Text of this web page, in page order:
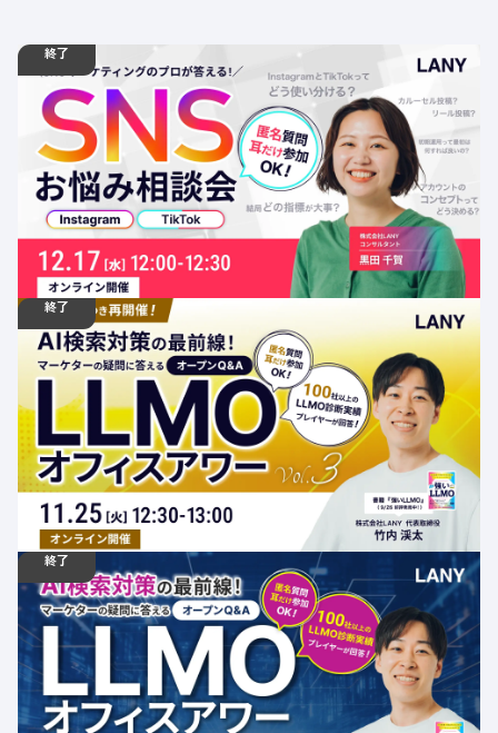
終了
ウェビナー 12.17 12:00 - 12:30
【無料相談会】Instagram・TikTokのプロが答える！SNS
お悩み相談会
定員数：500名
金額：無料
場所：オンライン
オフィスアワー SNS
終了
ウェビナー
【無料ウェビナー】AI検索対策の最前線！マーケターの疑
問に答えるLLMOオフィスアワーvol.3
定員数：500名
金額：無料
場所：オンライン
AI SEO LLMO オフィスアワー
終了
ウェビナー 10.30 12:30 - 13:00
【無料ウェビナー】AI検索対策の最前線！マーケターの疑
問に答えるLLMOオフィスアワー
定員数：500名
金額：無料
場所：オンライン